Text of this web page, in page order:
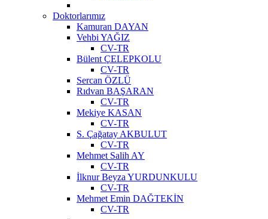
Doktorlarımız
Kamuran DAYAN
Vehbi YAĞIZ
CV-TR
Bülent ÇELEPKOLU
CV-TR
Sercan ÖZLÜ
Rıdvan BAŞARAN
CV-TR
Mekiye KASAN
CV-TR
S. Çağatay AKBULUT
CV-TR
Mehmet Salih AY
CV-TR
İlknur Beyza YURDUNKULU
CV-TR
Mehmet Emin DAĞTEKİN
CV-TR